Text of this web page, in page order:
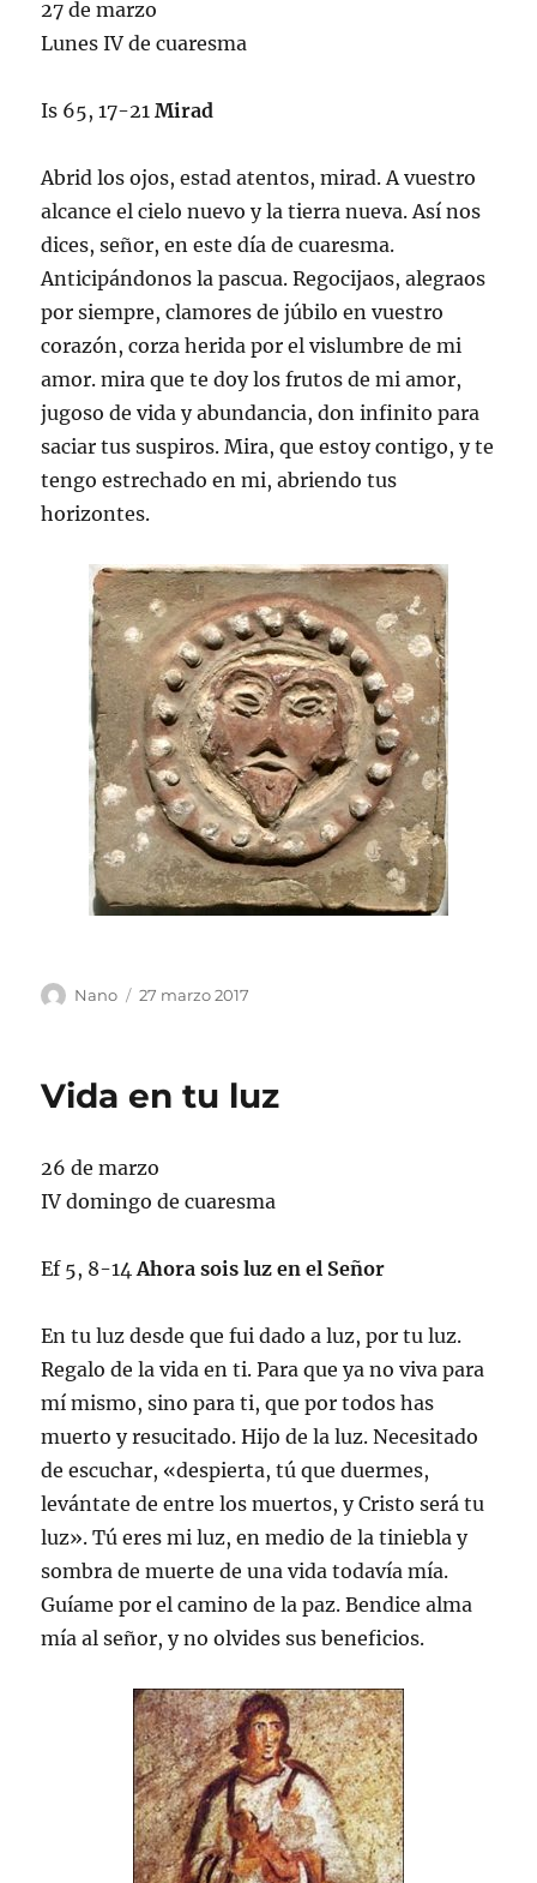
27 de marzo
Lunes IV de cuaresma
Is 65, 17-21Mirad
Abrid los ojos, estad atentos, mirad. A vuestro
alcance el cielo nuevo y la tierra nueva. Así nos
dices, señor, en este día de cuaresma.
Anticipándonos la pascua. Regocijaos, alegraos
por siempre, clamores de júbilo en vuestro
corazón, corza herida por el vislumbre de mi
amor. mira que te doy los frutos de mi amor,
jugoso de vida y abundancia, don infinito para
saciar tus suspiros. Mira, que estoy contigo, y te
tengo estrechado en mi, abriendo tus
horizontes.
Autor
Nano
Publicado
27 marzo 2017
Vida en tu luz
26 de marzo
IV domingo de cuaresma
Ef 5, 8-14Ahora sois luz en el Señor
En tu luz desde que fui dado a luz, por tu luz.
Regalo de la vida en ti. Para que ya no viva para
mí mismo, sino para ti, que por todos has
muerto y resucitado. Hijo de la luz. Necesitado
de escuchar, «despierta, tú que duermes,
levántate de entre los muertos, y Cristo será tu
luz». Tú eres mi luz, en medio de la tiniebla y
sombra de muerte de una vida todavía mía.
Guíame por el camino de la paz. Bendice alma
mía al señor, y no olvides sus beneficios.